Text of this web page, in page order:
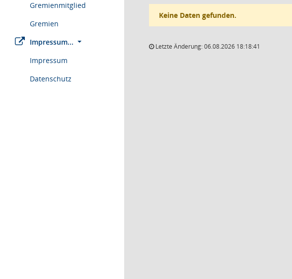
Gremienmitglied
Gremien
Impressum...
Impressum
Datenschutz
Keine Daten gefunden.
Letzte Änderung: 06.08.2026 18:18:41